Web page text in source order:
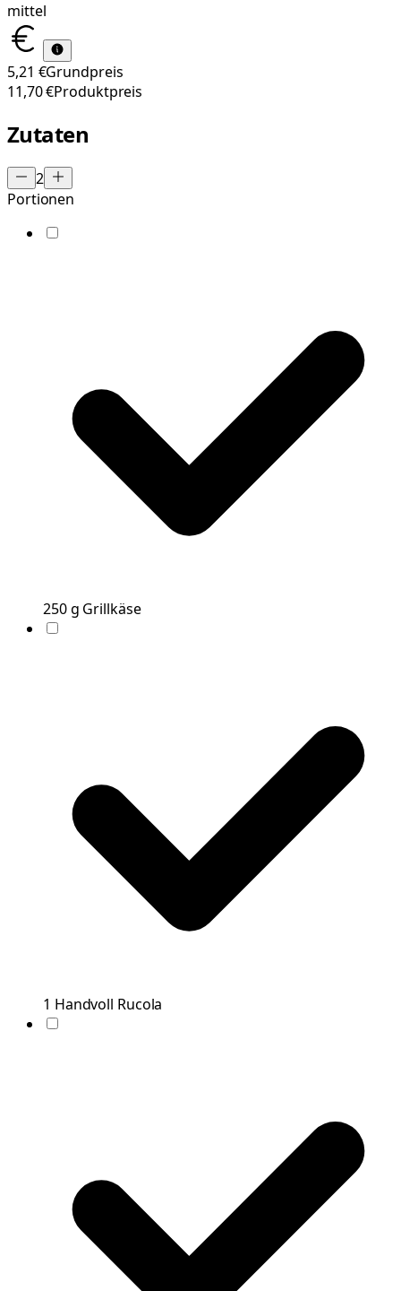
mittel
5,21 €Grundpreis
11,70 €Produktpreis
Zutaten
2
Portionen
250g Grillkäse
1 Handvoll Rucola